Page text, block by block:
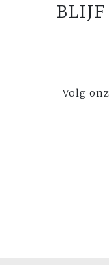
BLIJF
Volg